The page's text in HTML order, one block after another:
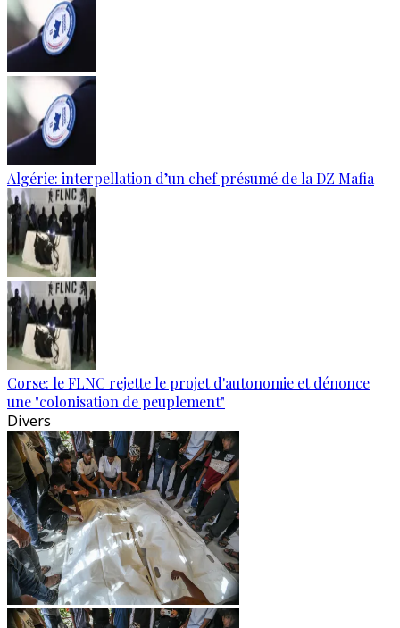
Algérie: interpellation d’un chef présumé de la DZ Mafia
Corse: le FLNC rejette le projet d'autonomie et dénonce
une "colonisation de peuplement"
Divers